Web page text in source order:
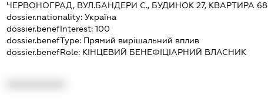
ЧЕРВОНОГРАД, ВУЛ.БАНДЕРИ С., БУДИНОК 27, КВАРТИРА 68
dossier.nationality:Україна
dossier.benefInterest:100
dossier.benefType: Прямий вирішальний вплив
dossier.benefRole: КІНЦЕВИЙ БЕНЕФІЦІАРНИЙ ВЛАСНИК